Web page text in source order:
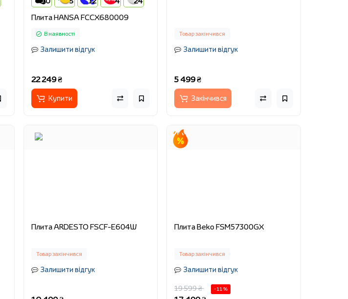
Плита HANSA FCCX680009
В наявності
Залишити відгук
22 249 ₴
Купити
Товар закінчився
Залишити відгук
5 499 ₴
Закінчився
Плита ARDESTO FSCF-E604W
Товар закінчився
Залишити відгук
Плита Beko FSM57300GX
Товар закінчився
Залишити відгук
19 599 ₴
-11 %